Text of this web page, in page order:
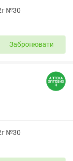
№30
Забронювати
№30